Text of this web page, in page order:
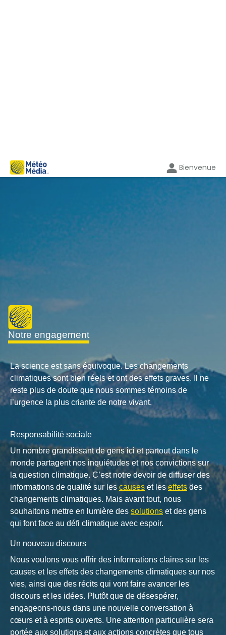
Bienvenue
notre engagement
La science est sans équivoque. Les changements
climatiques sont bien réels et ont des effets graves. Il ne
reste plus de doute que nous sommes témoins de
l’urgence la plus criante de notre vivant.
Responsabilité sociale
Un nombre grandissant de gens ici et partout dans le
monde partagent nos inquiétudes et nos convictions sur
la question climatique. C’est notre devoir de diffuser des
informations de qualité sur les causes et leseffets des
changements climatiques. Mais avant tout, nous
souhaitons mettre en lumière des solutions et des gens
qui font face au défi climatique avec espoir.
Un nouveau discours
Nous voulons vous offrir des informations claires sur les
causes et les effets des changements climatiques sur nos
vies, ainsi que des récits qui vont faire avancer les
discours et les idées. Plutôt que de désespérer,
engageons-nous dans une nouvelle conversation à
cœurs et à esprits ouverts. Une attention particulière sera
portée aux solutions et aux actions concrètes que tous